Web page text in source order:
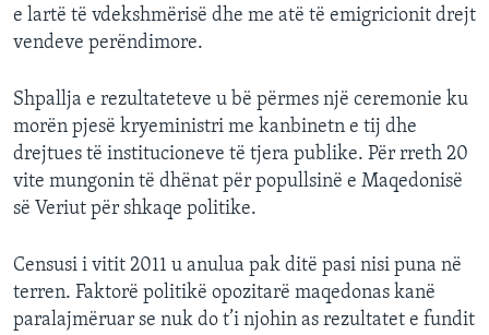
e lartë të vdekshmërisë dhe me atë të emigricionit drejt
vendeve perëndimore.
Shpallja e rezultateteve u bë përmes një ceremonie ku
morën pjesë kryeministri me kanbinetn e tij dhe
drejtues të institucioneve të tjera publike. Për rreth 20
vite mungonin të dhënat për popullsinë e Maqedonisë
së Veriut për shkaqe politike.
Censusi i vitit 2011 u anulua pak ditë pasi nisi puna në
terren. Faktorë politikë opozitarë maqedonas kanë
paralajmëruar se nuk do t’i njohin as rezultatet e fundit